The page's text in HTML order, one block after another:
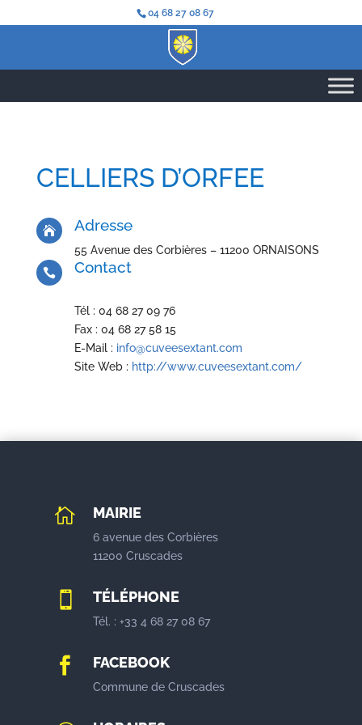
04 68 27 08 67
CELLIERS D’ORFEE
 Adresse
55 Avenue des Corbières – 11200 ORNAISONS

Contact
Tél : 04 68 27 09 76
Fax : 04 68 27 58 15
E-Mail : info@cuveesextant.com
Site Web : http://www.cuveesextant.com/
 MAIRIE
6 avenue des Corbières
11200 Cruscades
 TÉLÉPHONE
Tél. : +33 4 68 27 08 67
 FACEBOOK
Commune de Cruscades